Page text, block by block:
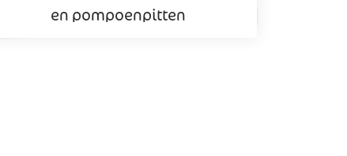
en pompoenpitten